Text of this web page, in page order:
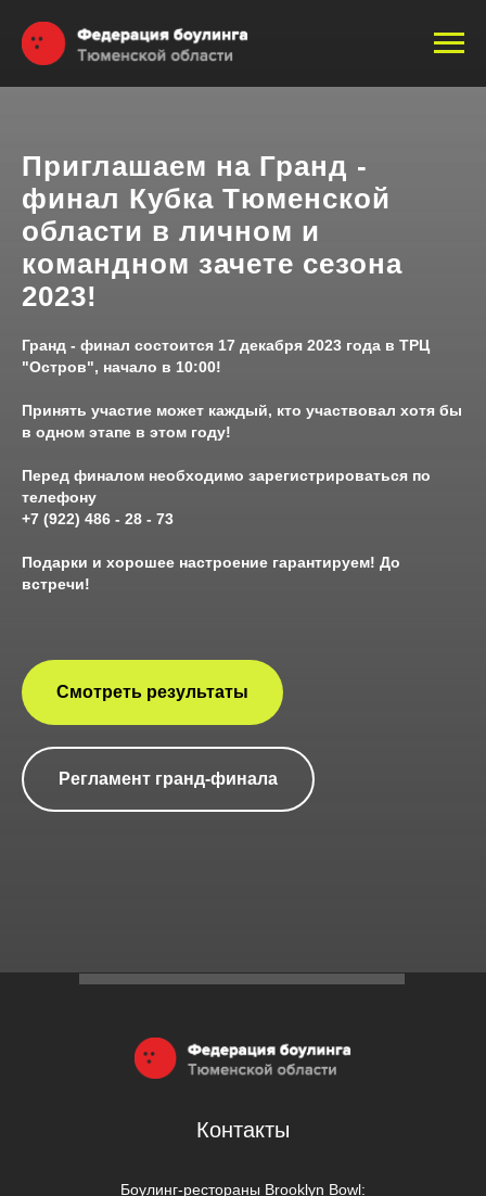
Приглашаем на Гранд -
финал Кубка Тюменской
области в личном и
командном зачете сезона
2023!
Гранд - финал состоится 17 декабря 2023 года в ТРЦ
"Остров", начало в 10:00!
Принять участие может каждый, кто участвовал хотя бы
в одном этапе в этом году!
Перед финалом необходимо зарегистрироваться по
телефону
+7 (922) 486 - 28 - 73
Подарки и хорошее настроение гарантируем! До
встречи!
Смотреть результаты
Регламент гранд-финала
Контакты
Боулинг-рестораны Brooklyn Bowl: